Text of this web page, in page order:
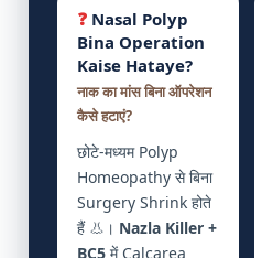
❓ Nasal Polyp
Bina Operation
Kaise Hataye?
नाक का मांस बिना ऑपरेशन
कैसे हटाएं?
छोटे-मध्यम Polyp
Homeopathy से बिना
Surgery Shrink होते
हैं 👃। Nazla Killer +
BC5 में Calcarea